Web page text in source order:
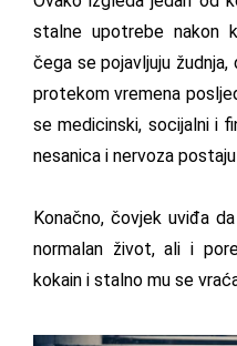
stalne upotrebe nakon
čega se pojavljuju žudnja,
protekom vremena
se medicinski, socijalni i
nesanica i nervoza
Konačno, čovjek uviđa
normalan život, ali i
kokain i stalno mu se